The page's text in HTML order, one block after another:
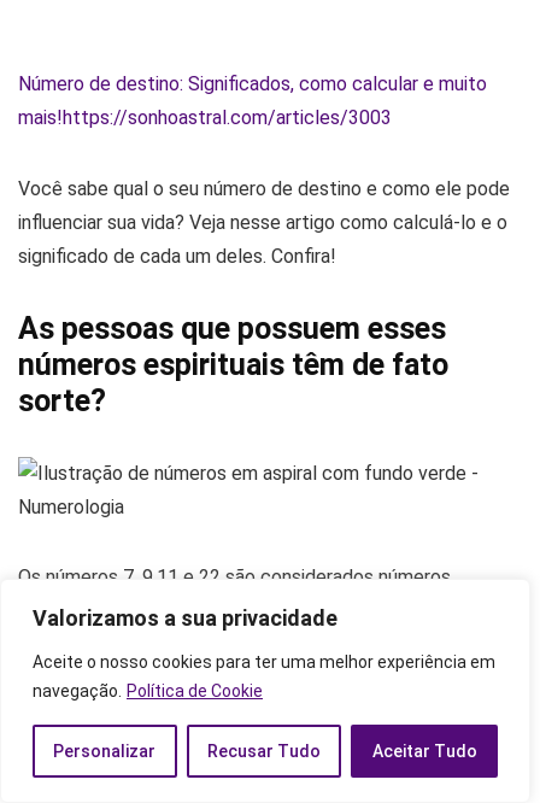
Valorizamos a sua privacidade
Aceite o nosso cookies para ter uma melhor experiência em
navegação.
Política de Cookie
Personalizar Recusar Tudo Aceitar Tudo
Número de destino: Significados, como calcular e muito
mais!https://sonhoastral.com/articles/3003
Você sabe qual o seu número de destino e como ele pode
influenciar sua vida? Veja nesse artigo como calculá-lo e o
significado de cada um deles. Confira!
As pessoas que possuem esses
números espirituais têm de fato
sorte?
Os números 7, 9,11 e 22 são considerados números
espirituais da sorte por muita gente. Sem dúvida alguma,
e poderosas e estão relacionados a um alto nível de
altruísmo.